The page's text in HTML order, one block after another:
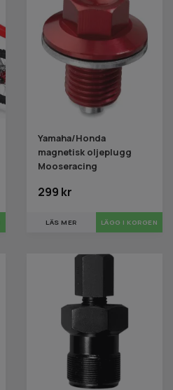
Yamaha/Honda
magnetisk oljeplugg
Mooseracing
299 kr
LÄS MER